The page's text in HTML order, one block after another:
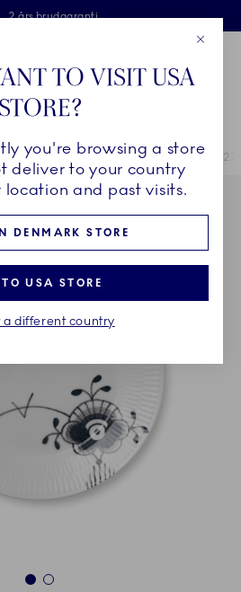
Skip Navigation
køb over 500 kr. og fri retur
gaveindpakning
2 års brudgaranti
Mega Riflet Sort Mega Riflet tallerken, 22
1 2
TO VISIT USA
STORE?
you're browsing a store
deliver to your country
location and past visits.
DENMARK STORE
USA STORE
a different country